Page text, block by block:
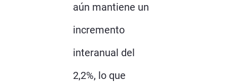
aún mantiene un
incremento
interanual del
2,2%, lo que